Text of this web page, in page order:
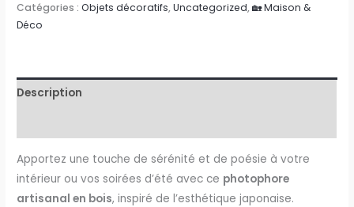
Catégories :Objets décoratifs,Uncategorized,🏡 Maison &
Déco
Description
Apportez une touche de sérénité et de poésie à votre
intérieur ou vos soirées d’été avec ce photophore
artisanal en bois, inspiré de l’esthétique japonaise.